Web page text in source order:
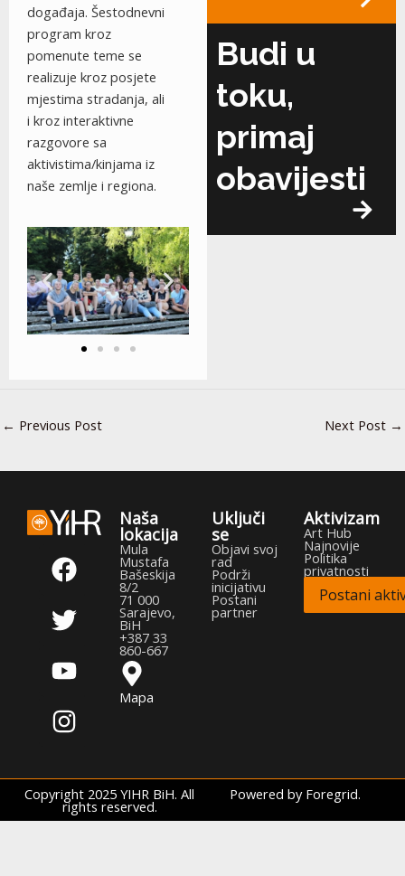
događaja. Šestodnevni
program kroz
pomenute teme se
realizuje kroz posjete
mjestima stradanja, ali
i kroz interaktivne
razgovore sa
aktivistima/kinjama iz
naše zemlje i regiona.
Budi u
toku,
primaj
obavijesti
← Previous Post Next Post →
F
a
c
e
b
o
o
k
T
w
i
t
t
e
r
Y
o
u
t
u
b
e
I
n
s
t
a
g
r
a
Naša
lokacija
Mula
Mustafa
Bašeskija
8/2
71 000
Sarajevo,
BiH
+387 33
860-667
Mapa
Uključi
se
Objavi svoj
rad
Podrži
inicijativu
Postani
partner
Aktivizam
Art Hub
Najnovije
Politika
privatnosti
Postani
Copyright 2025 YIHR BiH. All
rights reserved.
Powered by Foregrid.